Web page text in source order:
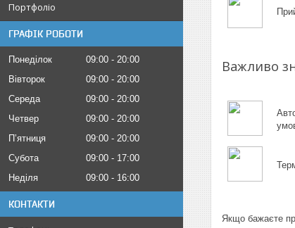
Портфоліо
ГРАФІК РОБОТИ
Понеділок 09:00
20:00
Вівторок
09:00
20:00
Середа
09:00
20:00
Четвер
09:00
20:00
Пʼятниця
09:00
20:00
Субота
09:00
17:00
Неділя
09:00 16:00
КОНТАКТИ
Важливо
Якщо бажаєте